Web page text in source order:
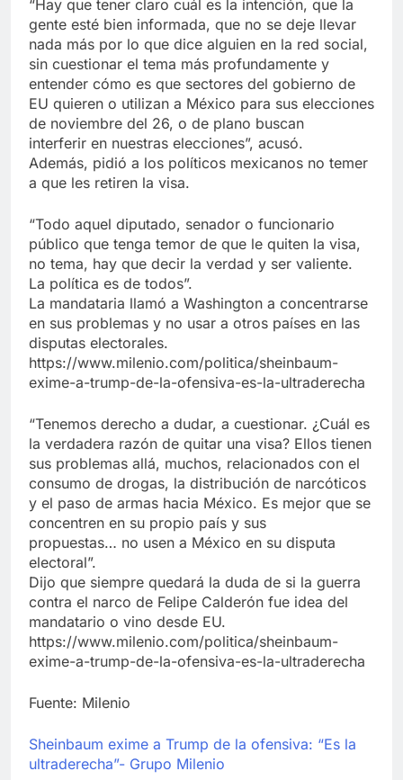
“Hay que tener claro cuál es la intención, que la
gente esté bien informada, que no se deje llevar
nada más por lo que dice alguien en la red social,
sin cuestionar el tema más profundamente y
entender cómo es que sectores del gobierno de
EU quieren o utilizan a México para sus elecciones
de noviembre del 26, o de plano buscan
interferir en nuestras elecciones”, acusó.
Además, pidió a los políticos mexicanos no temer
a que les retiren la visa.
“Todo aquel diputado, senador o funcionario
público que tenga temor de que le quiten la visa,
no tema, hay que decir la verdad y ser valiente.
La política es de todos”.
La mandataria llamó a Washington a concentrarse
en sus problemas y no usar a otros países en las
disputas electorales.
https://www.milenio.com/politica/sheinbaum-
exime-a-trump-de-la-ofensiva-es-la-ultraderecha
“Tenemos derecho a dudar, a cuestionar. ¿Cuál es
la verdadera razón de quitar una visa? Ellos tienen
sus problemas allá, muchos, relacionados con el
consumo de drogas, la distribución de narcóticos
y el paso de armas hacia México. Es mejor que se
concentren en su propio país y sus
propuestas… no usen a México en su disputa
electoral”.
Dijo que siempre quedará la duda de si la guerra
contra el narco de Felipe Calderón fue idea del
mandatario o vino desde EU.
https://www.milenio.com/politica/sheinbaum-
exime-a-trump-de-la-ofensiva-es-la-ultraderecha
Fuente: Milenio
Sheinbaum exime a Trump de la ofensiva: “Es la
ultraderecha”- Grupo Milenio